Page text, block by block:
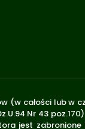
(w całości lub
Nr 43
jest